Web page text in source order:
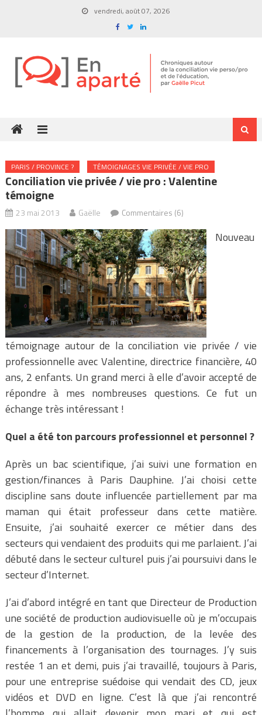
vendredi, août 07, 2026
PARIS / PROVINCE ? TÉMOIGNAGES VIE PRIVÉE / VIE PRO
Conciliation vie privée / vie pro : Valentine
témoigne
23 mai 2013 Gaëlle Commentaires (6)
Nouveau
témoignage autour de la conciliation vie privée / vie
professionnelle avec Valentine, directrice financière, 40
ans, 2 enfants. Un grand merci à elle d’avoir accepté de
répondre à mes nombreuses questions. Ce fut un
échange très intéressant !
Quel a été ton parcours professionnel et personnel ?
Après un bac scientifique, j’ai suivi une formation en
gestion/finances à Paris Dauphine. J’ai choisi cette
discipline sans doute influencée partiellement par ma
maman qui était professeur dans cette matière.
Ensuite, j’ai souhaité exercer ce métier dans des
secteurs qui vendaient des produits qui me parlaient. J’ai
débuté dans le secteur culturel puis j’ai poursuivi dans le
secteur d’Internet.
J’ai d’abord intégré en tant que Directeur de Production
une société de production audiovisuelle où je m’occupais
de la gestion de la production, de la levée des
financements à l’organisation des tournages. J’y suis
restée 1 an et demi, puis j’ai travaillé, toujours à Paris,
pour une entreprise suédoise qui vendait des CD, jeux
vidéos et DVD en ligne. C’est là que j’ai rencontré